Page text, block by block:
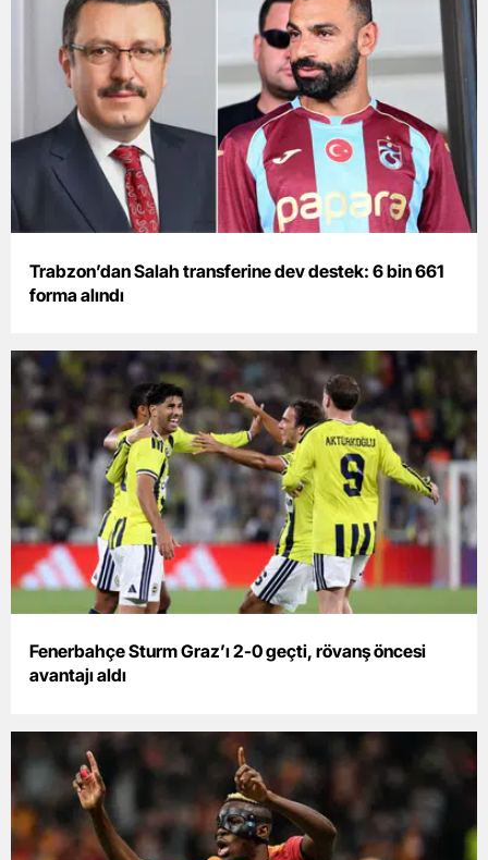
Bilecik
Bingöl
Bitlis
Bolu
Burdur
Çorum
Denizli
Diyarbakır
Edirne
Elazığ
Erzincan
Erzurum
Gaziantep
Giresun
Gümüşhane
Trabzon’dan Salah transferine dev destek: 6 bin 661
forma alındı
Fenerbahçe Sturm Graz’ı 2-0 geçti, rövanş öncesi
avantajı aldı